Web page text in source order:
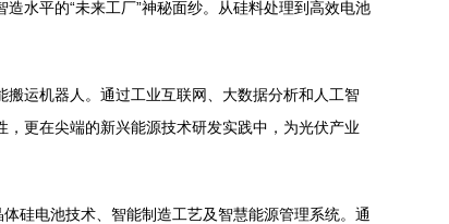
水平的“未来工厂”神秘面纱。从硅料处理到高效电池
运机器人。通过工业互联网、大数据分析和人工智
更在尖端的新兴能源技术研发实践中，为光伏产业
硅电池技术、智能制造工艺及智慧能源管理系统。通